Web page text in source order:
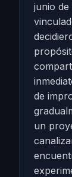
junio de
de
un